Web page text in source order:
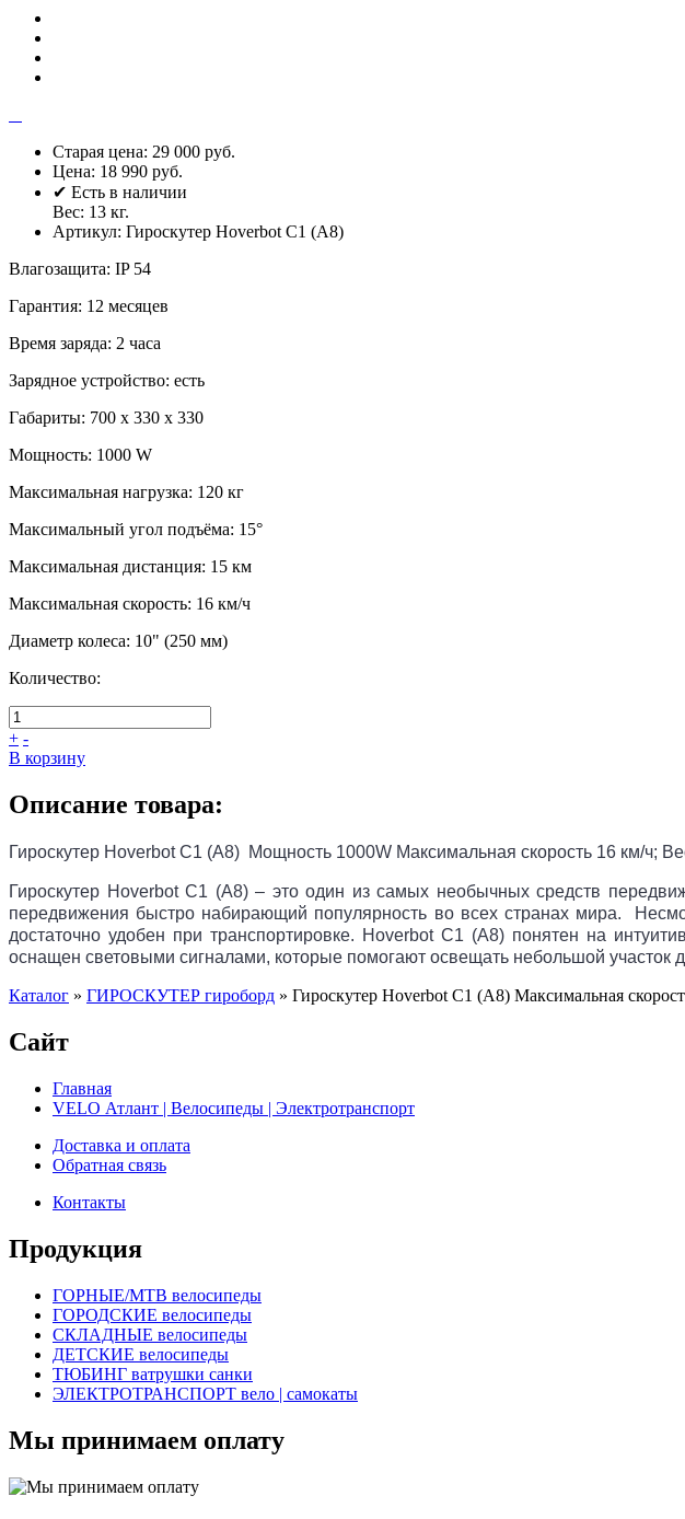
Старая цена: 29 000 руб.
Цена: 18 990 руб.
✔ Есть в наличии
Вес: 13 кг.
Артикул: Гироскутер Hoverbot C1 (А8)
Влагозащита: IP 54
Гарантия: 12 месяцев
Время заряда: 2 часа
Зарядное устройство: есть
Габариты: 700 х 330 х 330
Мощность: 1000 W
Максимальная нагрузка: 120 кг
Максимальный угол подъёма: 15°
Максимальная дистанция: 15 км
Максимальная скорость: 16 км/ч
Диаметр колеса: 10" (250 мм)
Количество:
+ -
В корзину
Описание товара:
Гироскутер HoverbotC1 (А8) Мощность 1000W Максимальная скорость 16 км/ч;
Гироскутер Hoverbot C1 (А8) – это один из самых необычных средств
передвижения быстро набирающий популярность во всех странах мира.
достаточно удобен при транспортировке. Hoverbot C1 (А8) понятен на
оснащен световыми сигналами, которые помогают освещать небольшой участок
Каталог » ГИРОСКУТЕР гироборд » Гироскутер Hoverbot C1 (А8) Максимальная
Сайт
Главная
VELO Атлант | Велосипеды | Электротранспорт
Доставка и оплата
Обратная связь
Контакты
Продукция
ГОРНЫЕ/MTB велосипеды
ГОРОДСКИЕ велосипеды
СКЛАДНЫЕ велосипеды
ДЕТСКИЕ велосипеды
ТЮБИНГ ватрушки санки
ЭЛЕКТРОТРАНСПОРТ вело | самокаты
Мы принимаем оплату